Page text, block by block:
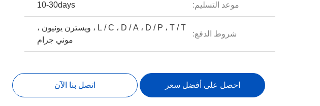
موعد التسليم: 10-30days
شروط الدفع:
L / C ، D / A ، D / P ، T / T ، ويسترن يونيون ،
موني جرام
احصل على أفضل سعر اتصل بنا الآن